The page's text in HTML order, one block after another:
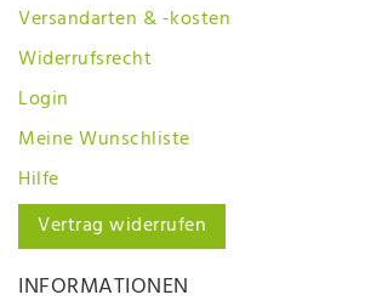
Versandarten & -kosten
Widerrufsrecht
Login
Meine Wunschliste
Hilfe
Vertrag widerrufen
INFORMATIONEN